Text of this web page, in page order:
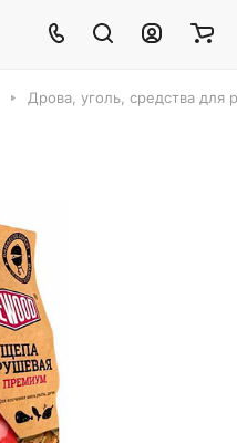
Дрова, уголь, средства для